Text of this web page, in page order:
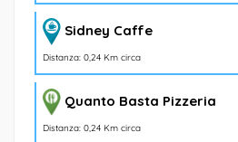
Sidney Caffe
Distanza: 0,24 Km circa
Quanto Basta Pizzeria
Distanza: 0,24 Km circa